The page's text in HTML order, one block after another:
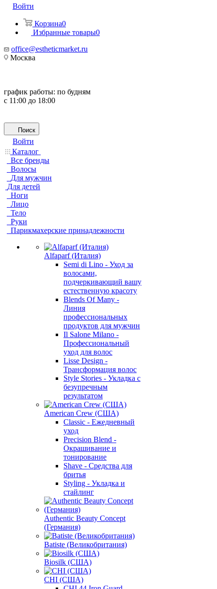
Войти
Корзина0
Избранные товары0
office@estheticmarket.ru
Москва
график работы: по будням
с 11:00 до 18:00
Поиск
Войти
Каталог
Все бренды
Волосы
Для мужчин
Для детей
Ноги
Лицо
Тело
Руки
Парикмахерские принадлежности
Alfaparf (Италия)
Semi di Lino - Уход за
волосами,
подчеркивающий вашу
естественную красоту
Blends Of Many -
Линия
профессиональных
продуктов для мужчин
Il Salone Milano -
Профессиональный
уход для волос
Lisse Design -
Трансформация волос
Style Stories - Укладка с
безупречным
результатом
American Crew (США)
Classic - Ежедневный
уход
Precision Blend -
Окрашивание и
тонирование
Shave - Средства для
бритья
Styling - Укладка и
стайлинг
Authentic Beauty Concept
(Германия)
Batiste (Великобритания)
Biosilk (США)
CHI (США)